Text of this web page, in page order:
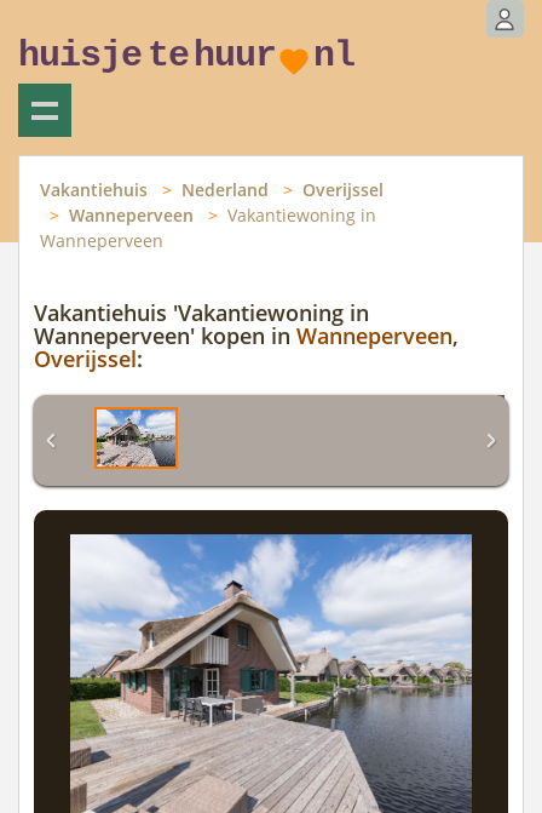
huisje tehuur nl
Vakantiehuis Nederland
Overijssel
Wanneperveen
Vakantiewoning in
Wanneperveen
Vakantiehuis 'Vakantiewoning in
Wanneperveen' kopen in Wanneperveen,
Overijssel: